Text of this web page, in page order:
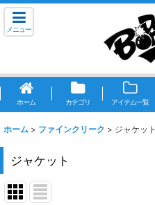
メニュー
ホーム カテゴリ アイテム一覧
ホーム > ファインクリーク > ジャケット
ジャケット